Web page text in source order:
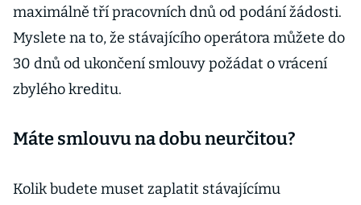
maximálně tří pracovních dnů od podání žádosti.
Myslete na to, že stávajícího operátora můžete do
30 dnů od ukončení smlouvy požádat o vrácení
zbylého kreditu.
Máte smlouvu na dobu neurčitou?
Kolik budete muset zaplatit stávajícímu